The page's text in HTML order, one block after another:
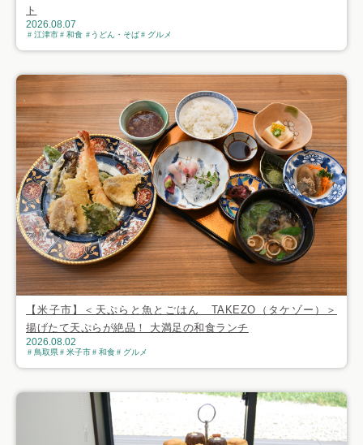
ト
2026.08.07
江津市 和食 うどん・そば グルメ
【米子市】＜天ぷらと魚とごはん TAKEZO（タケゾー）＞
揚げたて天ぷらが絶品！ 大満足の和食ランチ
2026.08.02
鳥取県 米子市 和食 グルメ